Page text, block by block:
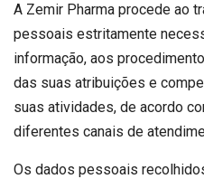
A Zemir Pharma procede ao
pessoais estritamente
informação, aos
das suas atribuições e
suas atividades, de acordo
diferentes canais de
Os dados pessoais